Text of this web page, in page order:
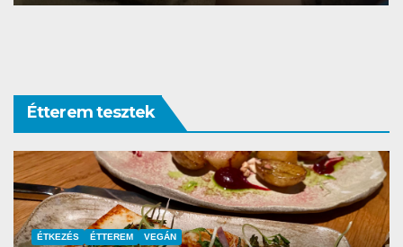
Étterem tesztek
ÉTTEREM